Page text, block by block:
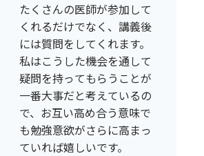
たくさんの医師が参加して
くれるだけでなく、講義後
には質問をしてくれます。
私はこうした機会を通して
疑問を持ってもらうことが
一番大事だと考えているの
で、お互い高め合う意味で
も勉強意欲がさらに高まっ
ていれば嬉しいです。